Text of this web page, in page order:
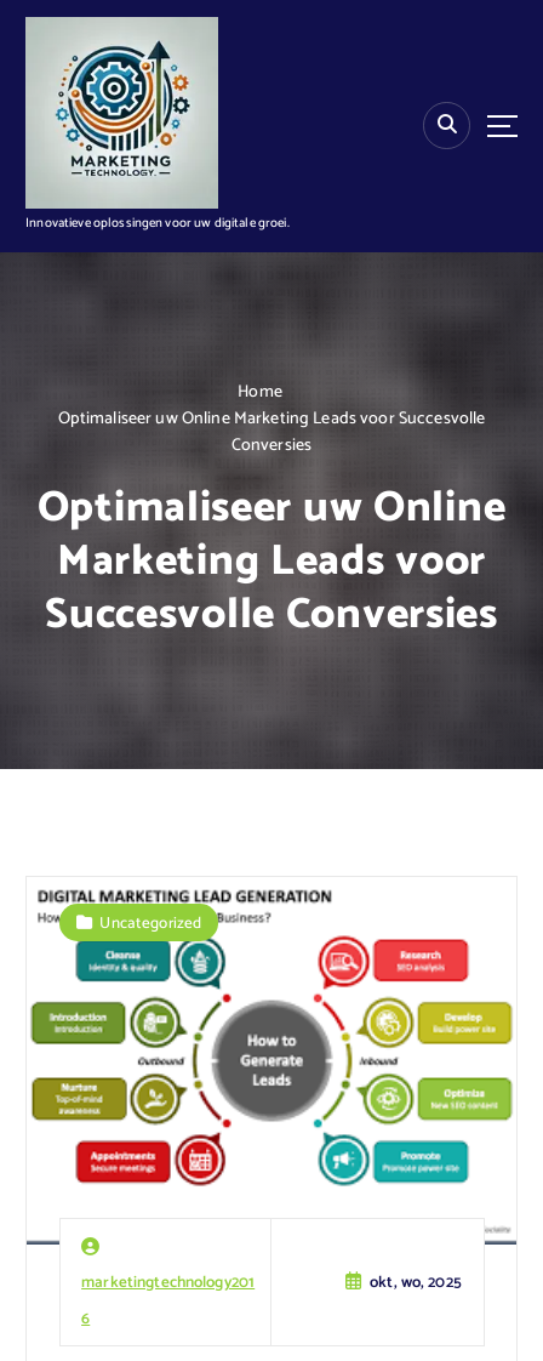
n
Innovatieve oplossingen voor uw digitale groei.
Home
Optimaliseer uw Online Marketing Leads voor Succesvolle
Conversies
Optimaliseer uw Online
Marketing Leads voor
Succesvolle Conversies
marketingtechnology201
6
okt, wo, 2025
Uncategorized